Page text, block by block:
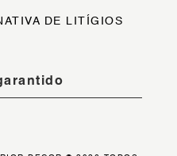
DE LITÍGIOS